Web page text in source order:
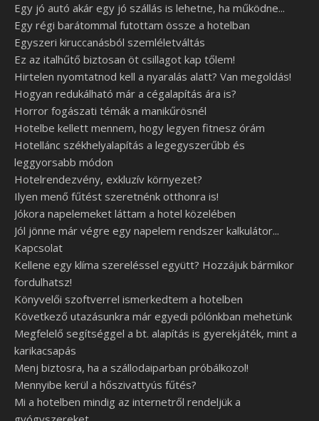
Egy jó autó akár egy jó szállás is lehetne, ha működne...
Egy régi barátommal futottam össze a hotelban
Egyszeri kiruccanásból szemléletváltás
Ez az italhűtő biztosan öt csillagot kap tőlem!
Hirtelen nyomtatnod kell a nyaralás alatt? Van megoldás!
Hogyan redukálható már a cégalapítás ára is?
Horror fogászati témák a manikűrösnél
Hotelbe kellett mennem, hogy legyen fitnesz órám
Hotellánc székhelyalapítás a legegyszerűbb és
leggyorsabb módon
Hotelrendezvény, exkluzív környezet?
Ilyen menő fűtést szeretnénk otthonra is!
Jókora napelemeket láttam a hotel közelében
Jól jönne már végre egy napelem rendszer kalkulátor...
Kapcsolat
Kellene egy klíma szereléssel együtt? Hozzájuk bármikor
fordulhatsz!
Könyvelői szoftverrel ismerkedtem a hotelben
Következő utazásunkra már egyedi pólónkban mehetünk
Megfelelő segítséggel a bt. alapítás is gyerekjáték, mint a
karikacsapás
Menj biztosra, ha a szállodaiparban próbálkozol!
Mennyibe kerül a hőszivattyús fűtés?
Mi a hotelben mindig az internetről rendeljük a